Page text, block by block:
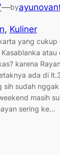
—by
, Kuliner
yang cukup
atau
karena
ada di
sih sudah
masih
sering ke…